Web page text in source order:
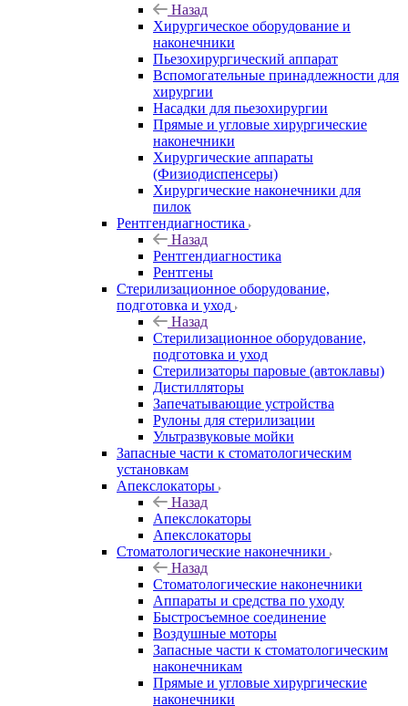
Назад
Хирургическое оборудование и
наконечники
Пьезохирургический аппарат
Вспомогательные принадлежности для
хирургии
Насадки для пьезохирургии
Прямые и угловые хирургические
наконечники
Хирургические аппараты
(Физиодиспенсеры)
Хирургические наконечники для
пилок
Рентгендиагностика
Назад
Рентгендиагностика
Рентгены
Стерилизационное оборудование,
подготовка и уход
Назад
Стерилизационное оборудование,
подготовка и уход
Стерилизаторы паровые (автоклавы)
Дистилляторы
Запечатывающие устройства
Рулоны для стерилизации
Ультразвуковые мойки
Запасные части к стоматологическим
установкам
Апекслокаторы
Назад
Апекслокаторы
Апекслокаторы
Стоматологические наконечники
Назад
Стоматологические наконечники
Аппараты и средства по уходу
Быстросъемное соединение
Воздушные моторы
Запасные части к стоматологическим
наконечникам
Прямые и угловые хирургические
наконечники